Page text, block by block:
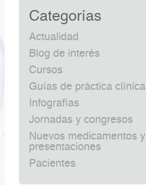
Categorías
Actualidad
Blog de interés
Cursos
Guías de práctica clínica
Infografías
Jornadas y congresos
Nuevos medicamentos y
presentaciones
Pacientes